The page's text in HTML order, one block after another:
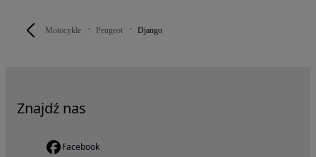
Motocykle Peugeot Django
Znajdź nas
Facebook